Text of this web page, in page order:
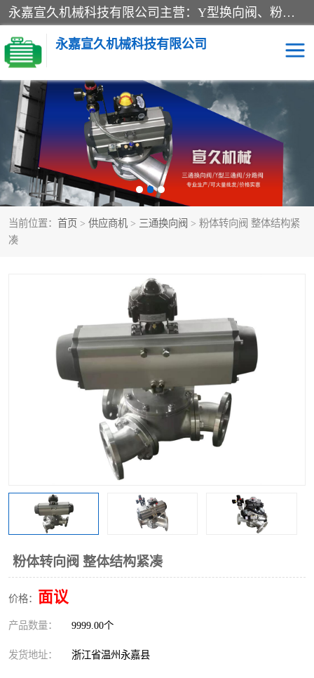
永嘉宣久机械科技有限公司主营：Y型换向阀、粉体换向阀、板式换向阀、三通换向阀、三通换向器、三通分路阀、管路换向阀等产品及服务。
永嘉宣久机械科技有限公司
当前位置： 首页 > 供应商机 > 三通换向阀 > 粉体转向阀 整体结构紧
凑
粉体转向阀 整体结构紧凑
价格： 面议
产品数量： 9999.00个
发货地址： 浙江省温州永嘉县
换向阀 Y型换向阀
板式换向阀 粉料换向阀
粉体换向阀 管道换向阀
管路换向阀 三通换向阀
粉体三通阀
气动三通阀 不锈钢三通阀
Y型转向阀 翻板转向阀
Y型球阀
气动球阀
粉体分路阀
管道换向器